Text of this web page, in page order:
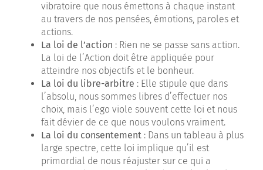
vibratoire que nous émettons à chaque instant
au travers de nos pensées, émotions, paroles et
actions.
La loi de l’action : Rien ne se passe sans action.
La loi de l’Action doit être appliquée pour
atteindre nos objectifs et le bonheur.
La loi du libre-arbitre : Elle stipule que dans
l’absolu, nous sommes libres d’effectuer nos
choix, mais l’ego viole souvent cette loi et nous
fait dévier de ce que nous voulons vraiment.
La loi du consentement : Dans un tableau à plus
large spectre, cette loi implique qu’il est
primordial de nous réajuster sur ce qui a